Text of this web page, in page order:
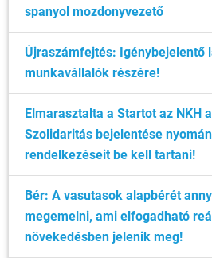
spanyol mozdonyvezető
Újraszámfejtés: Igénybejelentő
munkavállalók részére!
Elmarasztalta a Startot az NKH
Szolidaritás bejelentése
rendelkezéseit be kell tartani!
Bér: A vasutasok alapbérét
megemelni, ami elfogadható
növekedésben jelenik meg!